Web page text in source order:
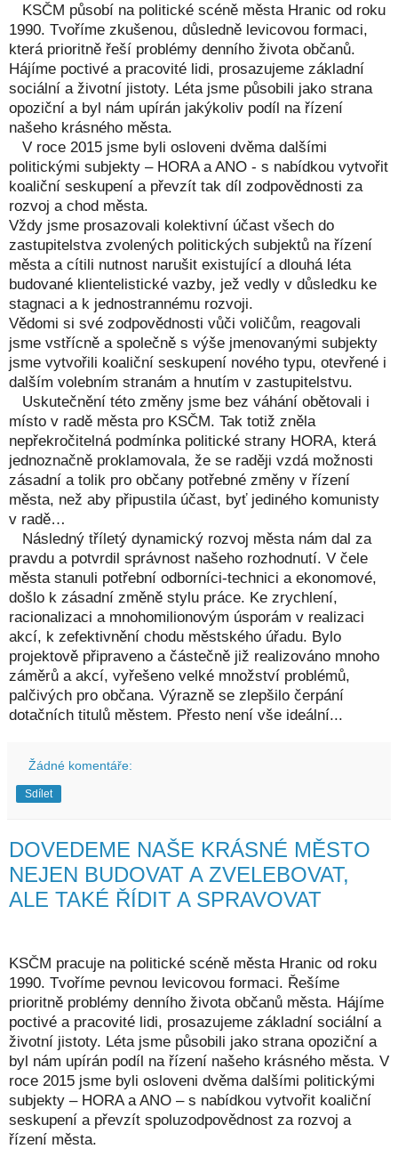
KSČM působí na politické scéně města Hranic od roku
1990. Tvoříme zkušenou, důsledně levicovou formaci,
která prioritně řeší problémy denního života občanů.
Hájíme poctivé a pracovité lidi, prosazujeme základní
sociální a životní jistoty. Léta jsme působili jako strana
opoziční a byl nám upírán jakýkoliv podíl na řízení
našeho krásného města.
V roce 2015 jsme byli osloveni dvěma dalšími
politickými subjekty – HORA a ANO - s nabídkou vytvořit
koaliční seskupení a převzít tak díl zodpovědnosti za
rozvoj a chod města.
Vždy jsme prosazovali kolektivní účast všech do
zastupitelstva zvolených politických subjektů na řízení
města a cítili nutnost narušit existující a dlouhá léta
budované klientelistické vazby, jež vedly v důsledku ke
stagnaci a k jednostrannému rozvoji.
Vědomi si své zodpovědnosti vůči voličům, reagovali
jsme vstřícně a společně s výše jmenovanými subjekty
jsme vytvořili koaliční seskupení nového typu, otevřené i
dalším volebním stranám a hnutím v zastupitelstvu.
Uskutečnění této změny jsme bez váhání obětovali i
místo v radě města pro KSČM. Tak totiž zněla
nepřekročitelná podmínka politické strany HORA, která
jednoznačně proklamovala, že se raději vzdá možnosti
zásadní a tolik pro občany potřebné změny v řízení
města, než aby připustila účast, byť jediného komunisty
v radě…
Následný tříletý dynamický rozvoj města nám dal za
pravdu a potvrdil správnost našeho rozhodnutí. V čele
města stanuli potřební odborníci-technici a ekonomové,
došlo k zásadní změně stylu práce. Ke zrychlení,
racionalizaci a mnohomilionovým úsporám v realizaci
akcí, k zefektivnění chodu městského úřadu. Bylo
projektově připraveno a částečně již realizováno mnoho
záměrů a akcí, vyřešeno velké množství problémů,
palčivých pro občana. Výrazně se zlepšilo čerpání
dotačních titulů městem. Přesto není vše ideální...
Žádné komentáře:
Sdílet
DOVEDEME NAŠE KRÁSNÉ MĚSTO
NEJEN BUDOVAT A ZVELEBOVAT,
ALE TAKÉ ŘÍDIT A SPRAVOVAT
KSČM pracuje na politické scéně města Hranic od roku
1990. Tvoříme pevnou levicovou formaci. Řešíme
prioritně problémy denního života občanů města. Hájíme
poctivé a pracovité lidi, prosazujeme základní sociální a
životní jistoty. Léta jsme působili jako strana opoziční a
byl nám upírán podíl na řízení našeho krásného města. V
roce 2015 jsme byli osloveni dvěma dalšími politickými
subjekty – HORA a ANO – s nabídkou vytvořit koaliční
seskupení a převzít spoluzodpovědnost za rozvoj a
řízení města.